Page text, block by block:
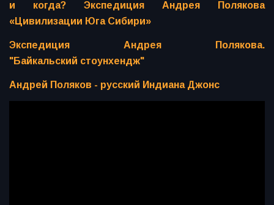
и когда? Экспедиция Андрея Полякова
«Цивилизации Юга Сибири»
Экспедиция Андрея Полякова.
"Байкальский стоунхендж"
Андрей Поляков - русский Индиана Джонс